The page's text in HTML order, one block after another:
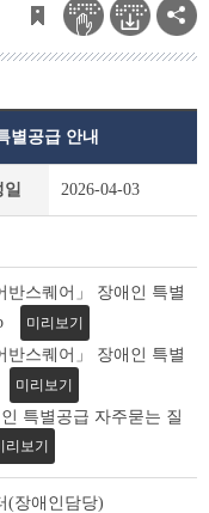
보
기
별공급 안내
일 2026-04-03
반스퀘어」 장애인 특별
미리보기
반스퀘어」 장애인 특별
미리보기
특별공급 자주묻는 질
리보기
(장애인담당)